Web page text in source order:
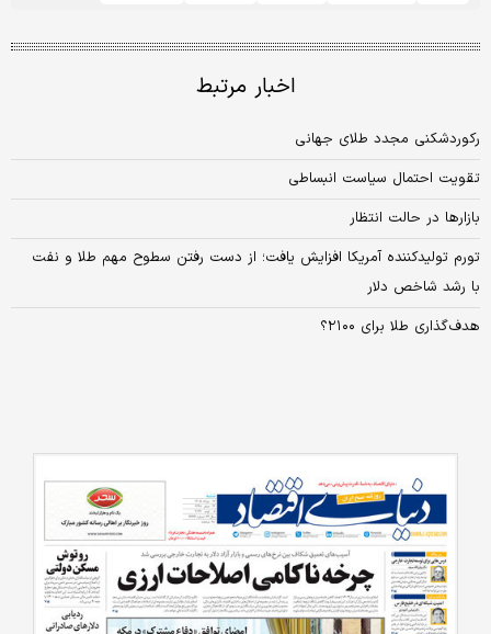
اخبار مرتبط
رکوردشکنی مجدد طلای جهانی
تقویت احتمال سیاست انبساطی
بازارها در حالت انتظار
تورم تولیدکننده آمریکا افزایش یافت؛ از دست رفتن سطوح مهم طلا و نفت
با رشد شاخص دلار
هدف‌گذاری طلا برای ۲۱۰۰؟